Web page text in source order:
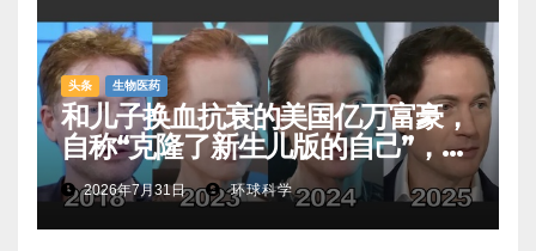
头条 生物医药
和儿子换血抗衰的美国亿万富豪，
自称“克隆了新生儿版的自己”，真
相是……
2026年7月31日 环球科学